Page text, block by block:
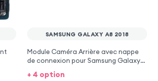
SAMSUNG GALAXY A8 2018
Module Caméra Arrière avec nappe
de connexion pour Samsung Galaxy
+ 4 option